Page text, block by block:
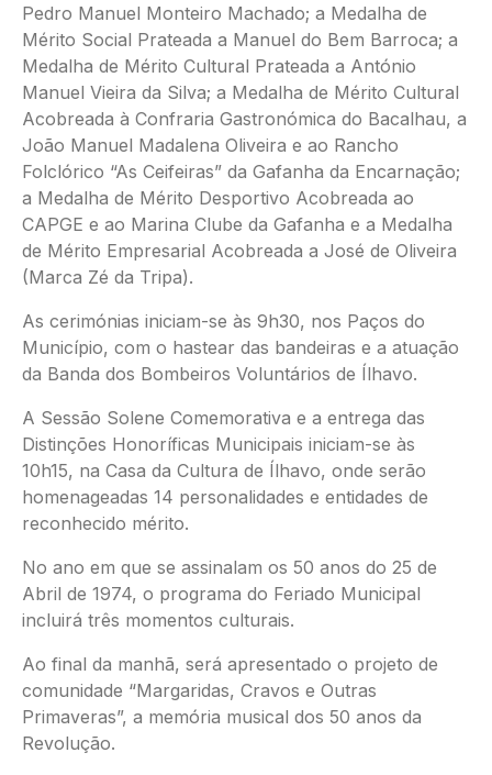
Pedro Manuel Monteiro Machado; a Medalha de
Mérito Social Prateada a Manuel do Bem Barroca; a
Medalha de Mérito Cultural Prateada a António
Manuel Vieira da Silva; a Medalha de Mérito Cultural
Acobreada à Confraria Gastronómica do Bacalhau, a
João Manuel Madalena Oliveira e ao Rancho
Folclórico “As Ceifeiras” da Gafanha da Encarnação;
a Medalha de Mérito Desportivo Acobreada ao
CAPGE e ao Marina Clube da Gafanha e a Medalha
de Mérito Empresarial Acobreada a José de Oliveira
(Marca Zé da Tripa).
As cerimónias iniciam-se às 9h30, nos Paços do
Município, com o hastear das bandeiras e a atuação
da Banda dos Bombeiros Voluntários de Ílhavo.
A Sessão Solene Comemorativa e a entrega das
Distinções Honoríficas Municipais iniciam-se às
10h15, na Casa da Cultura de Ílhavo, onde serão
homenageadas 14 personalidades e entidades de
reconhecido mérito.
No ano em que se assinalam os 50 anos do 25 de
Abril de 1974, o programa do Feriado Municipal
incluirá três momentos culturais.
Ao final da manhã, será apresentado o projeto de
comunidade “Margaridas, Cravos e Outras
Primaveras”, a memória musical dos 50 anos da
Revolução.